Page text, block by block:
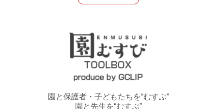
園と保護者・子どもたちを“むすぶ”
園と先生を“むすぶ”